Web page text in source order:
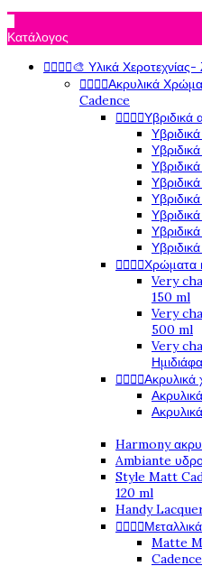
Κατάλογος
   🎨 Υλικά
   Ακρυλικά
Cadence
   Υβριδικά
   Χρώματα
Very
150 ml
Very
500 ml
Very
   
Harmony
Ambiante
Style Matt
120 ml
Handy
   
Matte